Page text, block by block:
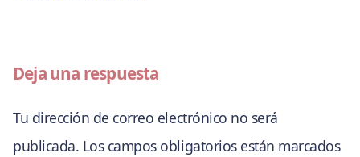
Deja una respuesta
Tu dirección de correo electrónico no será
publicada. Los campos obligatorios están marcados